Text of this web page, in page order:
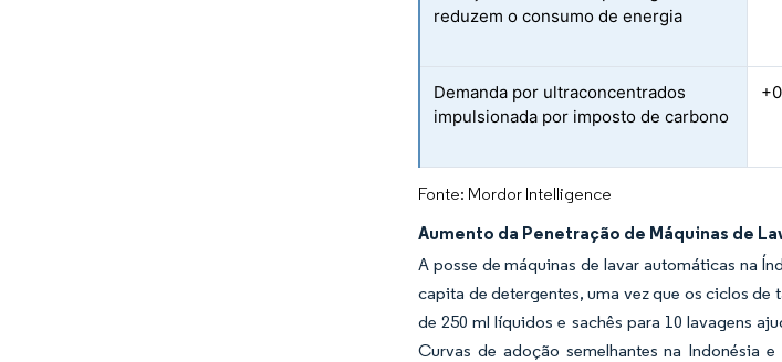
reduzem o consumo de energia
Demanda por ultraconcentrados
impulsionada por imposto de carbono
Fonte: Mordor Intelligence
Aumento da Penetração de Máquinas de
A posse de máquinas de lavar automáticas na
capita de detergentes, uma vez que os ciclos de
de 250 ml líquidos e sachês para 10 lavagens
Curvas de adoção semelhantes na Indonésia